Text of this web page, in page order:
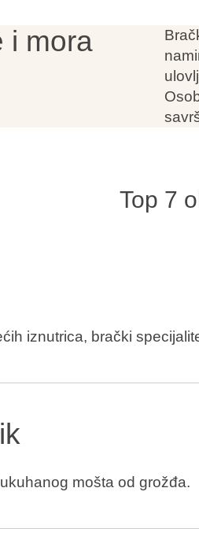
i mora
Top 7
iznutrica, brački
mošta od grožđa.